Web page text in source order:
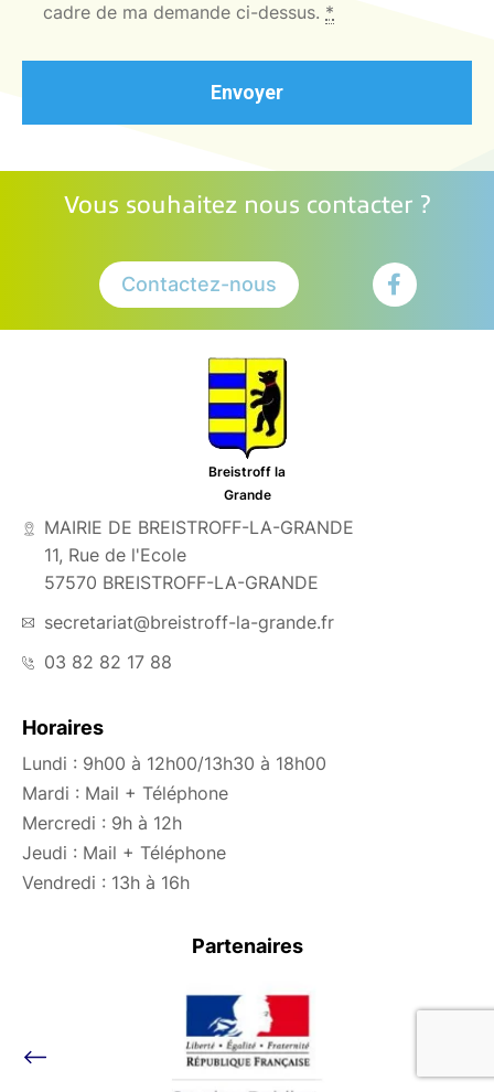
cadre de ma demande ci-dessus. *
Vous souhaitez nous contacter ?
Contactez-nous
Breistroff la
Grande
MAIRIE DE BREISTROFF-LA-GRANDE
11, Rue de l'Ecole
57570 BREISTROFF-LA-GRANDE
secretariat@breistroff-la-grande.fr
03 82 82 17 88
Horaires
Lundi : 9h00 à 12h00/13h30 à 18h00
Mardi : Mail + Téléphone
Mercredi : 9h à 12h
Jeudi : Mail + Téléphone
Vendredi : 13h à 16h
Partenaires